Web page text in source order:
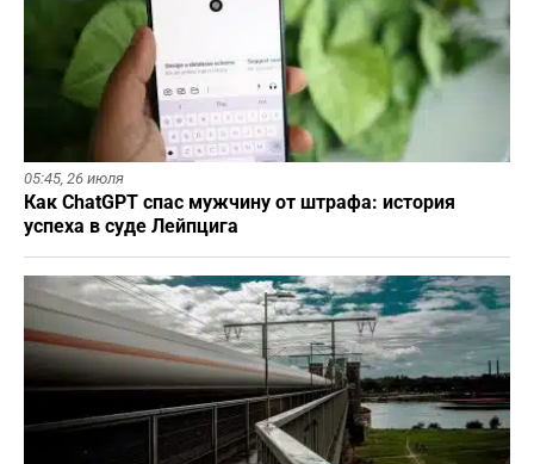
05:45, 26 июля
Как ChatGPT спас мужчину от штрафа: история
успеха в суде Лейпцига